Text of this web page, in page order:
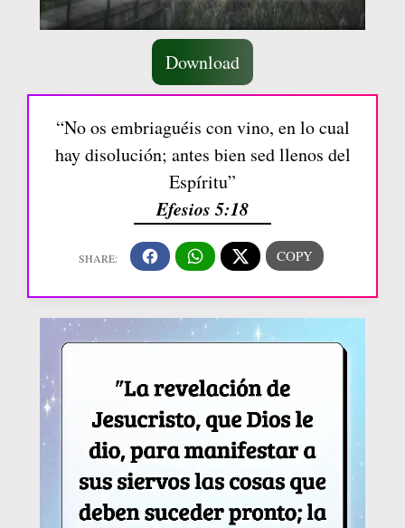
Download
“No os embriaguéis con vino, en lo cual
hay disolución; antes bien sed llenos del
Espíritu”
Efesios 5:18